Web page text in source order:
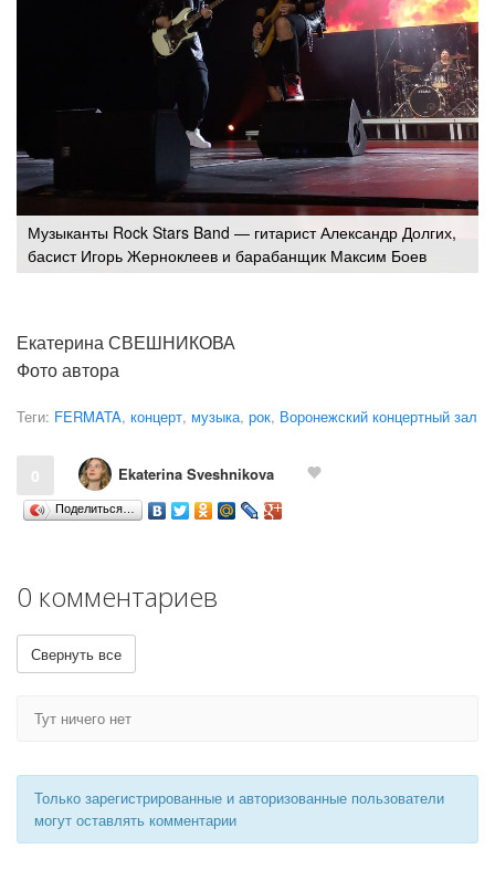
Музыканты Rock Stars Band — гитарист Александр Долгих,
басист Игорь Жерноклеев и барабанщик Максим Боев
Екатерина СВЕШНИКОВА
Фото автора
Теги: FERMATA, концерт, музыка, рок, Воронежский концертный зал
0 Ekaterina Sveshnikova
Поделиться…
0 комментариев
Свернуть все
Тут ничего нет
Только зарегистрированные и авторизованные пользователи
могут оставлять комментарии